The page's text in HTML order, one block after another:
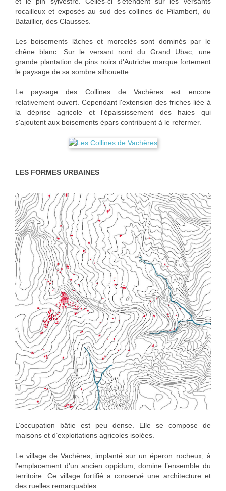
rocailleux et exposés au sud des collines de Pilambert, du
Bataillier, des Clausses.
Les boisements lâches et morcelés sont dominés par le
chêne blanc. Sur le versant nord du Grand Ubac, une
grande plantation de pins noirs d'Autriche marque fortement
le paysage de sa sombre silhouette.
Le paysage des Collines de Vachères est encore
relativement ouvert. Cependant l'extension des friches liée à
la déprise agricole et l'épaississement des haies qui
s'ajoutent aux boisements épars contribuent à le refermer.
LES FORMES URBAINES
L’occupation bâtie est peu dense. Elle se compose de
maisons et d’exploitations agricoles isolées.
Le village de Vachères, implanté sur un éperon rocheux, à
l’emplacement d’un ancien oppidum, domine l’ensemble du
territoire. Ce village fortifié a conservé une architecture et
des ruelles remarquables.